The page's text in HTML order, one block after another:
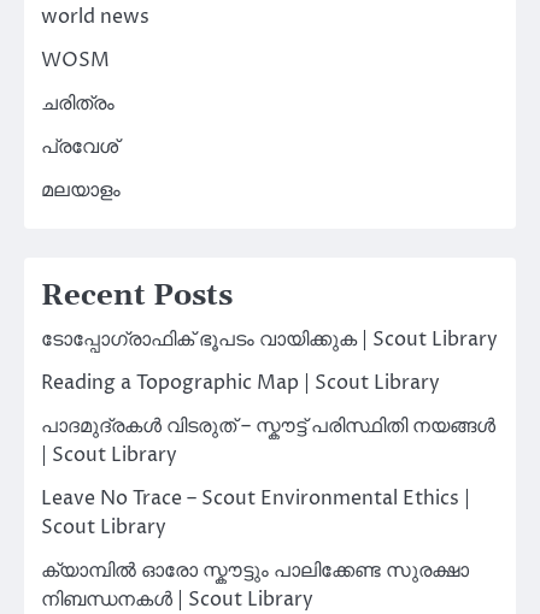
world news
WOSM
ചരിത്രം
പ്രവേശ്
മലയാളം
Recent Posts
ടോപ്പോഗ്രാഫിക് ഭൂപടം വായിക്കുക | Scout Library
Reading a Topographic Map | Scout Library
പാദമുദ്രകൾ വിടരുത് – സ്കൗട്ട് പരിസ്ഥിതി നയങ്ങൾ
| Scout Library
Leave No Trace – Scout Environmental Ethics |
Scout Library
ക്യാമ്പിൽ ഓരോ സ്കൗട്ടും പാലിക്കേണ്ട സുരക്ഷാ
നിബന്ധനകൾ | Scout Library